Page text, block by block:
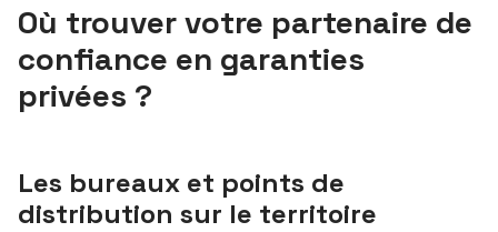
Où trouver votre partenaire de
confiance en garanties
privées ?
Les bureaux et points de
distribution sur le territoire